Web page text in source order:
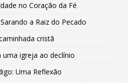
no Coração da Fé
a Raiz do Pecado
cristã
igreja ao declínio
Uma Reflexão